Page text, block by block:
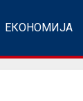
ЕКОНОМИЈА